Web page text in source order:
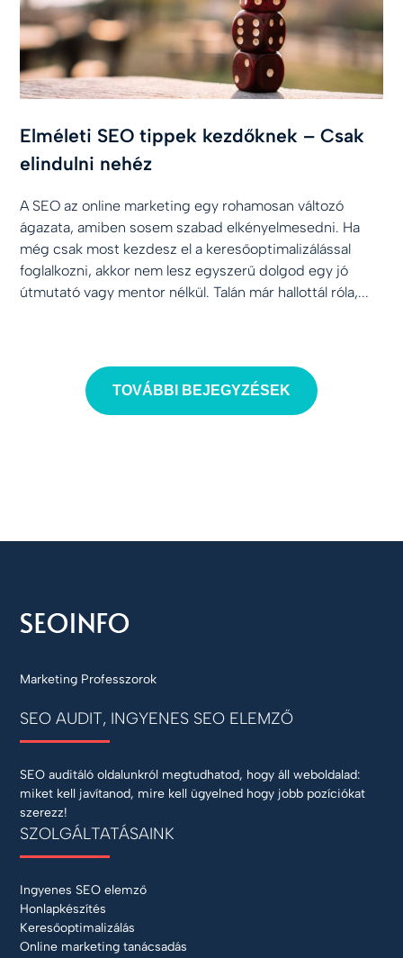
Elméleti SEO tippek kezdőknek – Csak
elindulni nehéz
A SEO az online marketing egy rohamosan változó
ágazata, amiben sosem szabad elkényelmesedni. Ha
még csak most kezdesz el a keresőoptimalizálással
foglalkozni, akkor nem lesz egyszerű dolgod egy jó
útmutató vagy mentor nélkül. Talán már hallottál róla,...
TOVÁBBI BEJEGYZÉSEK
Marketing Professzorok
SEO AUDIT, INGYENES SEO ELEMZŐ
SEO auditáló oldalunkról megtudhatod, hogy áll weboldalad:
miket kell javítanod, mire kell ügyelned hogy jobb pozíciókat
szerezz!
SZOLGÁLTATÁSAINK
Ingyenes SEO elemző
Honlapkészítés
Keresőoptimalizálás
Online marketing tanácsadás